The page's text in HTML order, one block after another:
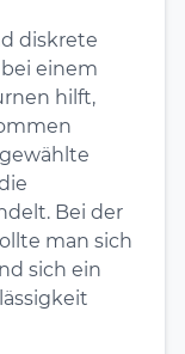
diskrete
einem
hilft,
Bei der
man sich
sich ein